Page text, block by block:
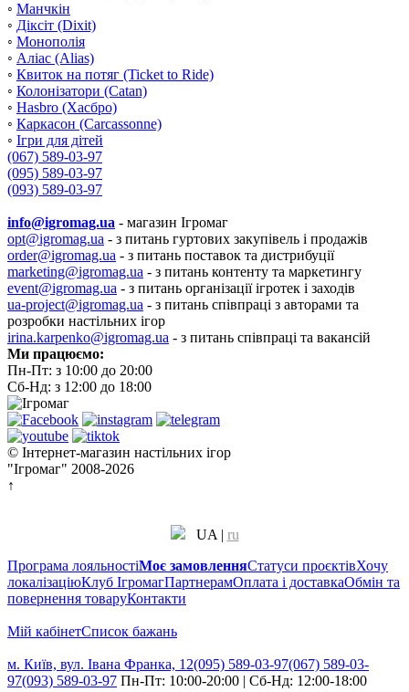
◦ Манчкін
◦ Діксіт (Dixit)
◦ Монополія
◦ Аліас (Alias)
◦ Квиток на потяг (Ticket to Ride)
◦ Колонізатори (Catan)
◦ Hasbro (Хасбро)
◦ Каркасон (Carcassonne)
◦ Ігри для дітей
(067) 589-03-97
(095) 589-03-97
(093) 589-03-97
info@igromag.ua - магазин Ігромаг
opt@igromag.ua - з питань гуртових закупівель і продажів
order@igromag.ua - з питань поставок та дистрибуції
marketing@igromag.ua - з питань контенту та маркетингу
event@igromag.ua - з питань організації ігротек і заходів
ua-project@igromag.ua - з питань співпраці з авторами та
розробки настільних ігор
irina.karpenko@igromag.ua - з питань співпраці та вакансій
Ми працюємо:
Пн-Пт: з 10:00 до 20:00
Сб-Нд: з 12:00 до 18:00
© Інтернет-магазин настільних ігор
"Ігромаг" 2008-2026
↑
UA| ru
Програма лояльностіМоє замовленняСтатуси проєктівХочу
локалізаціюКлуб ІгромагПартнерамОплата і доставкаОбмін та
повернення товаруКонтакти
Мій кабінетCписок бажань
м. Київ, вул. Івана Франка, 12(095) 589-03-97(067) 589-03-
97(093) 589-03-97 Пн-Пт: 10:00-20:00 | Сб-Нд: 12:00-18:00